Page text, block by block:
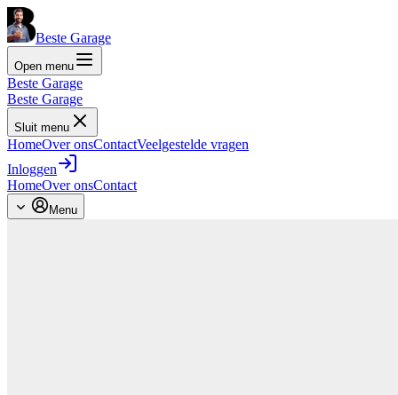
Beste Garage
Open menu
Beste Garage
Beste Garage
Sluit menu
HomeOver onsContactVeelgestelde vragen
Inloggen
HomeOver onsContact
Menu